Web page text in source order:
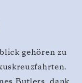
gehören zu